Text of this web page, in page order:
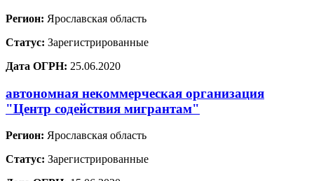
Регион: Ярославская область
Статус: Зарегистрированные
Дата ОГРН: 25.06.2020
автономная некоммерческая организация
"Центр содействия мигрантам"
Регион: Ярославская область
Статус: Зарегистрированные